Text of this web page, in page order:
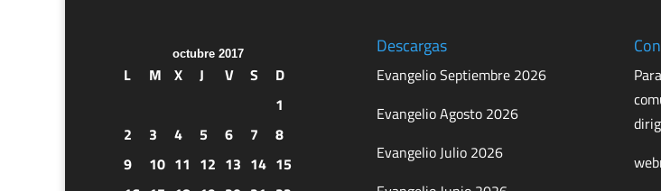
octubre 2017
L M X J V S
D
1
2
3 4 5 6 7
8
9
10 11 12 13 14 15
Descargas
Evangelio Septiembre 2026
Evangelio Agosto 2026
Evangelio Julio 2026